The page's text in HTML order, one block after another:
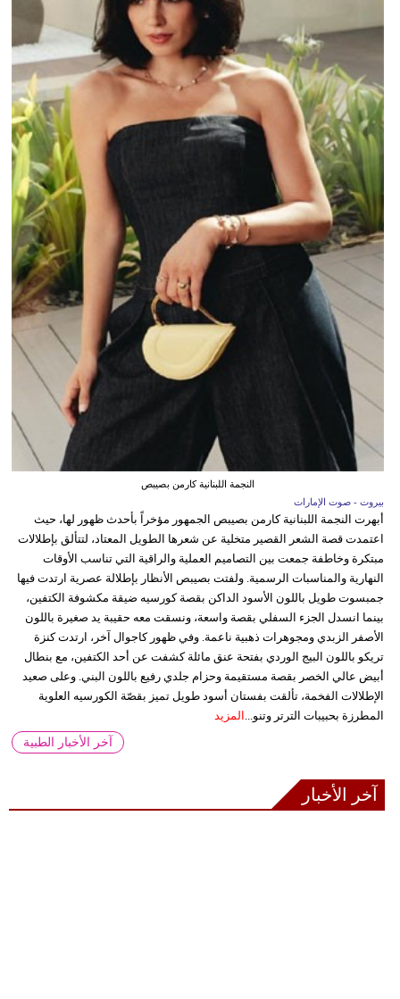
النجمة اللبنانية كارمن بصيبص
بيروت - صوت الإمارات
أبهرت النجمة اللبنانية كارمن بصيبص الجمهور مؤخراً بأحدث ظهور لها، حيث
اعتمدت قصة الشعر القصير متخلية عن شعرها الطويل المعتاد، لتتألق بإطلالات
مبتكرة وخاطفة جمعت بين التصاميم العملية والراقية التي تناسب الأوقات
النهارية والمناسبات الرسمية. ولفتت بصيبص الأنظار بإطلالة عصرية ارتدت فيها
جمبسوت طويل باللون الأسود الداكن بقصة كورسيه ضيقة مكشوفة الكتفين،
بينما انسدل الجزء السفلي بقصة واسعة، ونسقت معه حقيبة يد صغيرة باللون
الأصفر الزبدي ومجوهرات ذهبية ناعمة. وفي ظهور كاجوال آخر، ارتدت كنزة
تريكو باللون البيج الوردي بفتحة عنق مائلة كشفت عن أحد الكتفين، مع بنطال
أبيض عالي الخصر بقصة مستقيمة وحزام جلدي رفيع باللون البني. وعلى صعيد
الإطلالات الفخمة، تألقت بفستان أسود طويل تميز بقصّة الكورسيه العلوية
المطرزة بحبيبات الترتر وتنو... المزيد
آخر الأخبار الطبية
آخر الأخبار